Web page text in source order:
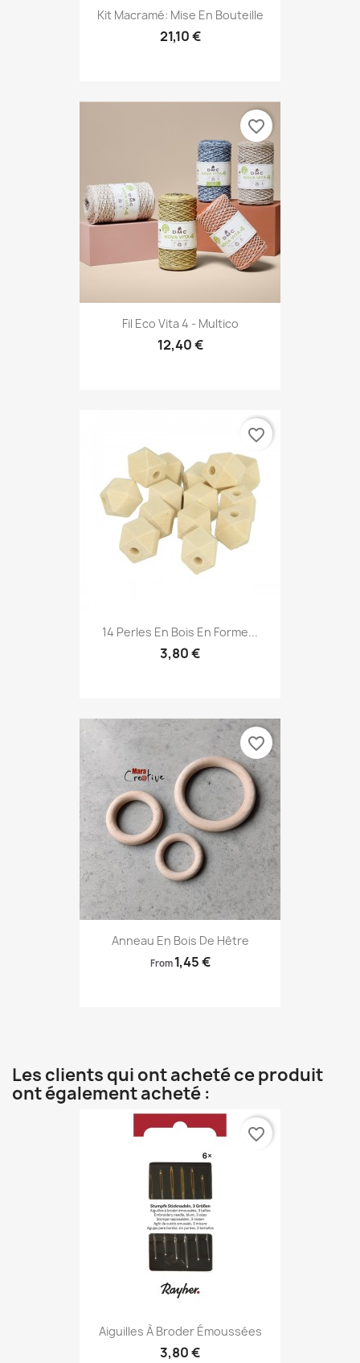
Kit Macramé: Mise En Bouteille
21,10 €
Fil Eco Vita 4 - Multico
12,40 €
favorite_border
14 Perles En Bois En Forme...
3,80 €
favorite_border
Anneau En Bois De Hêtre
From 1,45 €
favorite_border
Les clients qui ont acheté ce produit
ont également acheté :
Aiguilles À Broder Émoussées
3,80 €
favorite_border